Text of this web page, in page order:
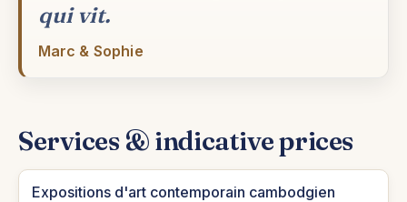
qui vit.
Marc & Sophie
Services & indicative prices
Expositions d'art contemporain cambodgien